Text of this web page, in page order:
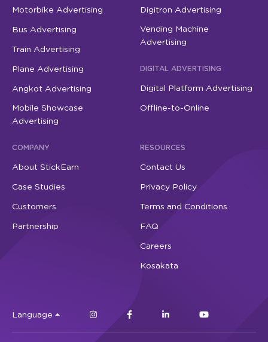
Motorbike Advertising
Bus Advertising
Train Advertising
Plane Advertising
Angkot Advertising
Mobile Showcase
Advertising
Digitron Advertising
Vending Machine
Advertising
DIGITAL ADVERTISING
Digital Platform Advertising
Offline-to-Online
COMPANY
About StickEarn
Case Studies
Customers
Partnership
RESOURCES
Contact Us
Privacy Policy
Terms and Conditions
FAQ
Careers
Kosakata
Language